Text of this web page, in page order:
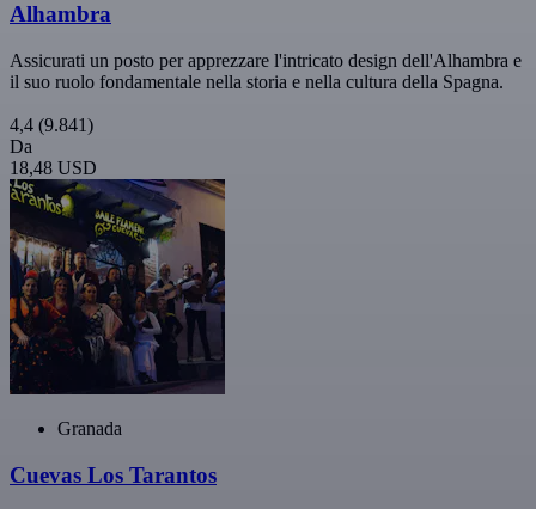
Alhambra
Assicurati un posto per apprezzare l'intricato design dell'Alhambra e
il suo ruolo fondamentale nella storia e nella cultura della Spagna.
4,4 (9.841)
Da
18,48 USD
Granada
Cuevas Los Tarantos